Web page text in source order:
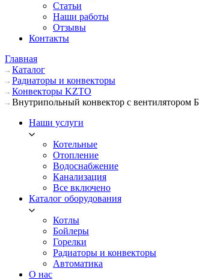
Статьи
Наши работы
Отзывы
Контакты
Главная
Каталог
Радиаторы и конвекторы
Конвекторы KZTO
Внутрипольный конвектор с вентилятором
Наши услуги
Котельные
Отопление
Водоснабжение
Канализация
Все включено
Каталог оборудования
Котлы
Бойлеры
Горелки
Радиаторы и конвекторы
Автоматика
О нас